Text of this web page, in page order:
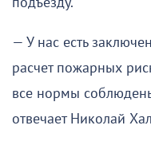
— У нас есть
расчет пожарных
все нормы
отвечает Николай